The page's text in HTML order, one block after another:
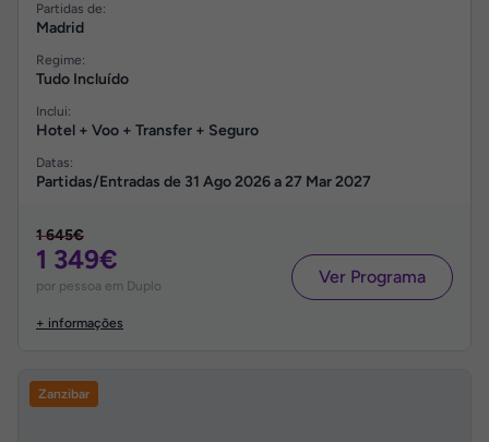
Partidas de:
Madrid
Regime:
Tudo Incluído
Inclui:
Hotel + Voo + Transfer + Seguro
Datas:
Partidas/Entradas de 31 Ago 2026a27 Mar 2027
1 645€
1 349€
por pessoa em Duplo
+ informações
Ver Programa
Zanzibar